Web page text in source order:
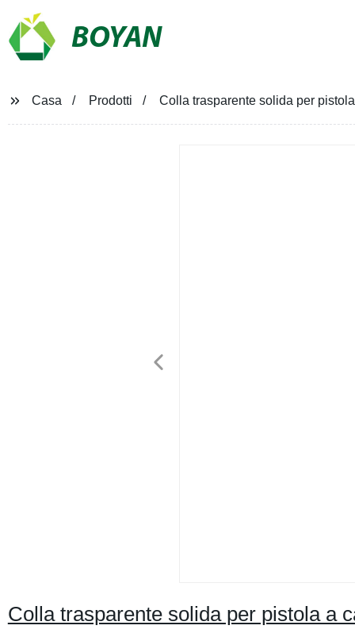
BOYAN
Casa Prodotti Colla trasparente solida per
Colla trasparente solida per pistola a